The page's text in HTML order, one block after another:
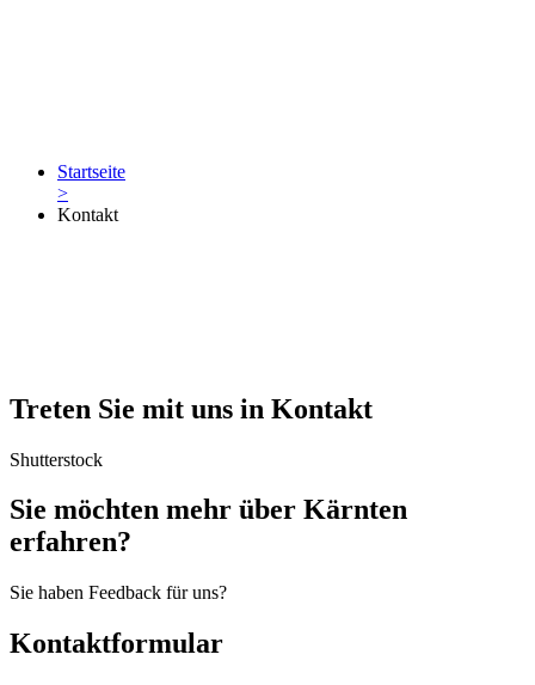
Startseite
>
Kontakt
Treten Sie mit uns in Kontakt
Shutterstock
Sie möchten mehr über Kärnten
erfahren?
Sie haben Feedback für uns?
Kontaktformular